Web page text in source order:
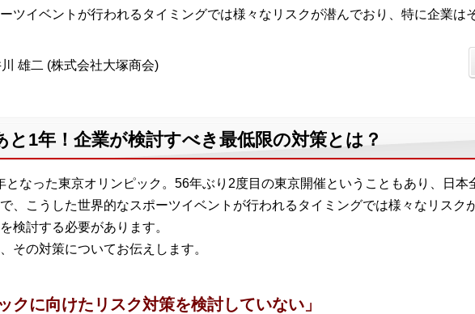
ツイベントが行われるタイミングでは様々なリスクが潜んでおり、特に企業は
雄二 (株式会社大塚商会)
1年！企業が検討すべき最低限の対策とは？
なった東京オリンピック。56年ぶり2度目の東京開催ということもあり、日本
、こうした世界的なスポーツイベントが行われるタイミングでは様々なリスク
検討する必要があります。
その対策についてお伝えします。
クに向けたリスク対策を検討していない」